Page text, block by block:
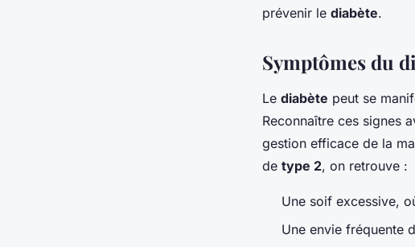
prévenir le diabète.
Symptômes du
Le diabète peut se
Reconnaître ces signes
gestion efficace de la
de type 2, on retrouve :
Une soif excessive,
Une envie fréquente